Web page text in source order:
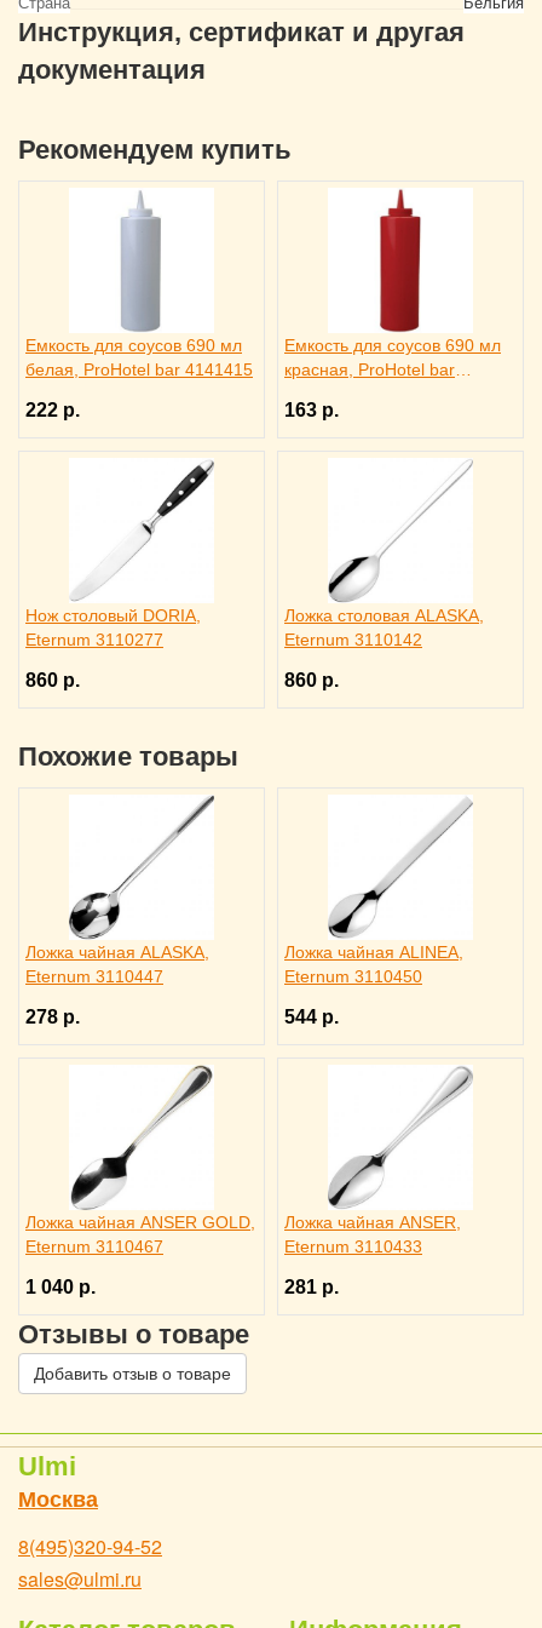
Инструкция, сертификат и другая
документация
Рекомендуем купить
Емкость для соусов 690 мл
белая, ProHotel bar 4141415
222 р.
Емкость для соусов 690 мл
красная, ProHotel bar
163 р.
Нож столовый DORIA,
Eternum 3110277
860 р.
Ложка столовая ALASKA,
Eternum 3110142
860 р.
Похожие товары
Ложка чайная ALASKA,
Eternum 3110447
278 р.
Ложка чайная ALINEA,
Eternum 3110450
544 р.
Ложка чайная ANSER GOLD,
Eternum 3110467
1 040 р.
Ложка чайная ANSER,
Eternum 3110433
281 р.
Отзывы о товаре
Добавить отзыв о товаре
Ulmi
Москва
8(495)320-94-52
sales@ulmi.ru